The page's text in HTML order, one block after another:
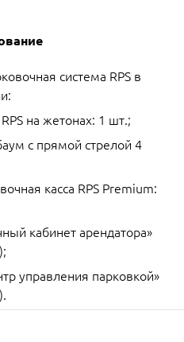
система RPS в
на жетонах: 1 шт.;
с прямой стрелой 4
касса RPS Premium:
кабинет арендатора»
управления парковкой»